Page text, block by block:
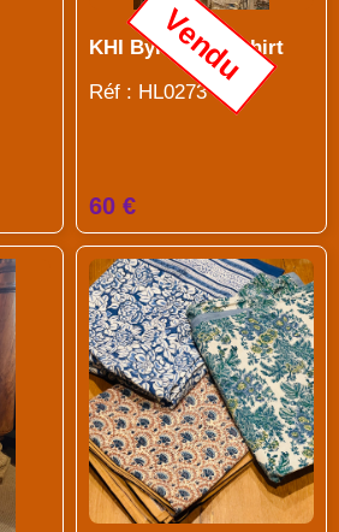
KHI Byron Overshirt
Réf : HL0273
Vendu
60 €